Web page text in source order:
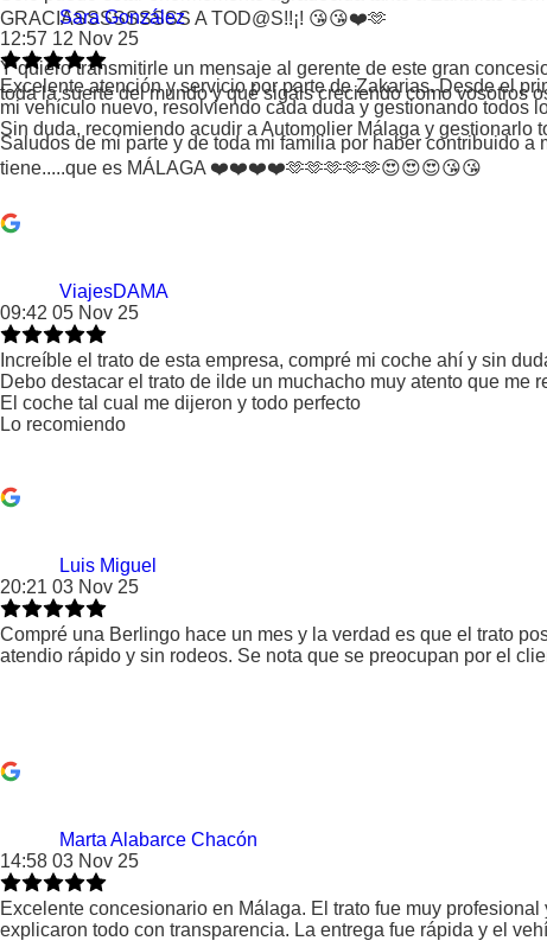
GRACIASSSSSSSSS A TOD@S!!¡! 😘😘❤️🫶
Y quiero transmitirle un mensaje al gerente de este gran
toda la suerte del mundo y qué sigáis creciendo como vosotros
Saludos de mi parte y de toda mi familia por haber contribuido
tiene.....que es MÁLAGA ❤️❤️❤️❤️🫶🫶🫶🫶🫶😍😍😍😘😘
Sara González
12:57 12 Nov 25
Excelente atención y servicio por parte de Zakarias. Desde el
mi vehículo nuevo, resolviendo cada duda y gestionando todos
Sin duda, recomiendo acudir a Automolier Málaga y gestionarlo
ViajesDAMA
09:42 05 Nov 25
Increíble el trato de esta empresa, compré mi coche ahí y sin
Debo destacar el trato de ilde un muchacho muy atento que
El coche tal cual me dijeron y todo perfecto
Lo recomiendo
Luis Miguel
20:21 03 Nov 25
Compré una Berlingo hace un mes y la verdad es que el trato
atendio rápido y sin rodeos. Se nota que se preocupan por el
Marta Alabarce Chacón
14:58 03 Nov 25
Excelente concesionario en Málaga. El trato fue muy
explicaron todo con transparencia. La entrega fue rápida y el